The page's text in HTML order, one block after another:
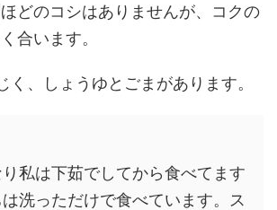
どのコシはありませんが、コクの
合います。
く、しょうゆとごまがあります。
私は下茹でしてから食べてます
洗っただけで食べています。ス